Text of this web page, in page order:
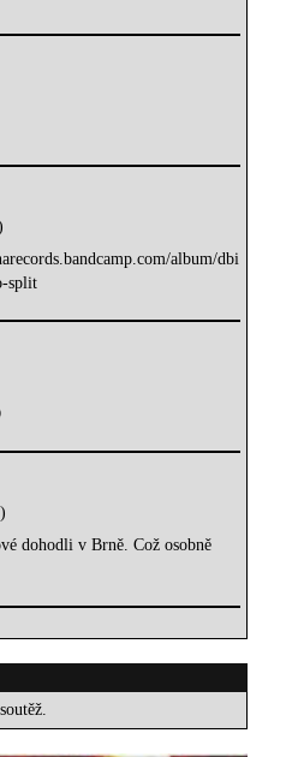
album/dbi
split
dohodli v Brně. Což osobně